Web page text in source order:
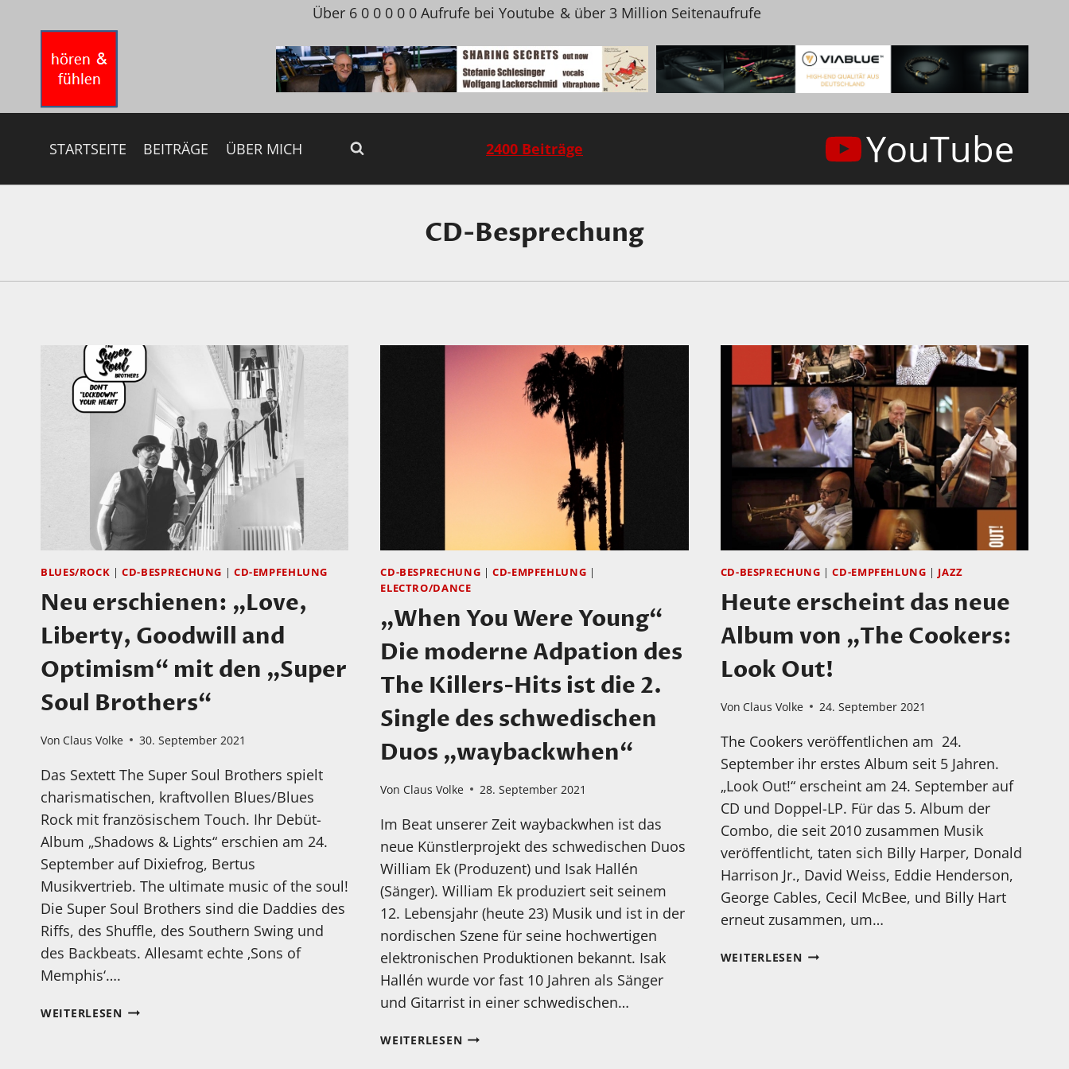
springen
Über 6 0 0 0 0 0 Aufrufe bei Youtube & über 3 Million Seitenaufrufe
STARTSEITE BEITRÄGE ÜBER MICH 2400 Beiträge YouTube
CD-Besprechung
BLUES/ROCK |CD-BESPRECHUNG | CD-EMPFEHLUNG
Neu erschienen: „Love,
Liberty, Goodwill and
Optimism“ mit den „Super
Soul Brothers“
Von Claus Volke 30. September 2021
Das Sextett The Super Soul Brothers spielt
charismatischen, kraftvollen Blues/Blues
Rock mit französischem Touch. Ihr Debüt-
Album „Shadows & Lights“ erschien am 24.
September auf Dixiefrog, Bertus
Musikvertrieb. The ultimate music of the soul!
Die Super Soul Brothers sind die Daddies des
Riffs, des Shuffle, des Southern Swing und
des Backbeats. Allesamt echte ‚Sons of
Memphis‘….
WEITERLESENNEU
CD-BESPRECHUNG |CD-EMPFEHLUNG |
ELECTRO/DANCE
„When You Were Young“
Die moderne Adpation des
The Killers-Hits ist die 2.
Single des schwedischen
Duos „waybackwhen“
Von Claus Volke 28. September 2021
Im Beat unserer Zeit waybackwhen ist das
neue Künstlerprojekt des schwedischen Duos
William Ek (Produzent) und Isak Hallén
(Sänger). William Ek produziert seit seinem
12. Lebensjahr (heute 23) Musik und ist in der
nordischen Szene für seine hochwertigen
elektronischen Produktionen bekannt. Isak
Hallén wurde vor fast 10 Jahren als Sänger
und Gitarrist in einer schwedischen…
WEITERLESEN„WHEN
CD-BESPRECHUNG |CD-EMPFEHLUNG | JAZZ
Heute erscheint das neue
Album von „The Cookers:
Look Out!
Von Claus Volke 24. September 2021
The Cookers veröffentlichen am 24.
September ihr erstes Album seit 5 Jahren.
„Look Out!“ erscheint am 24. September auf
CD und Doppel-LP. Für das 5. Album der
Combo, die seit 2010 zusammen Musik
veröffentlicht, taten sich Billy Harper, Donald
Harrison Jr., David Weiss, Eddie Henderson,
George Cables, Cecil McBee, und Billy Hart
erneut zusammen, um…
WEITERLESENHEUTE